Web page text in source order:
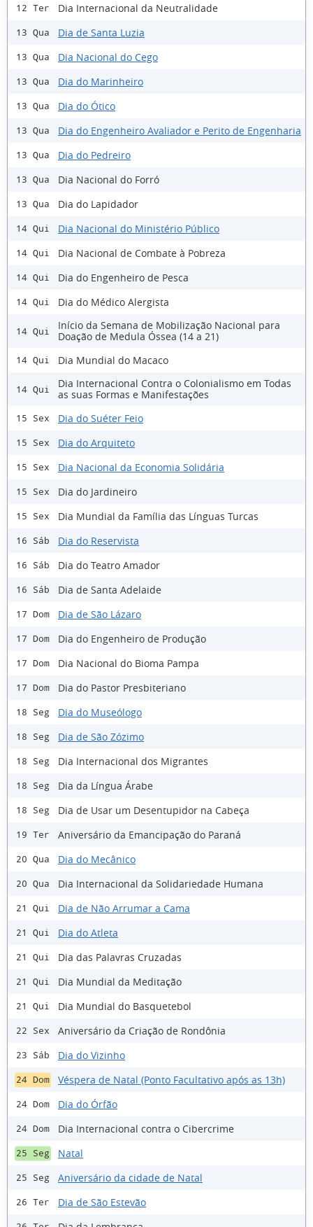
12 Ter Dia Internacional da Neutralidade
13 Qua Dia de Santa Luzia
13 Qua Dia Nacional do Cego
13 Qua Dia do Marinheiro
13 Qua Dia do Ótico
13 Qua Dia do Engenheiro Avaliador e Perito de Engenharia
13 Qua Dia do Pedreiro
13 Qua Dia Nacional do Forró
13 Qua Dia do Lapidador
14 Qui Dia Nacional do Ministério Público
14 Qui Dia Nacional de Combate à Pobreza
14 Qui Dia do Engenheiro de Pesca
14 Qui Dia do Médico Alergista
14 Qui
Início da Semana de Mobilização Nacional para
Doação de Medula Óssea (14 a 21)
14 Qui Dia Mundial do Macaco
14 Qui
Dia Internacional Contra o Colonialismo em Todas
as suas Formas e Manifestações
15 Sex Dia do Suéter Feio
15 Sex Dia do Arquiteto
15 Sex Dia Nacional da Economia Solidária
15 Sex Dia do Jardineiro
15 Sex Dia Mundial da Família das Línguas Turcas
16 Sáb Dia do Reservista
16 Sáb Dia do Teatro Amador
16 Sáb Dia de Santa Adelaide
17 Dom Dia de São Lázaro
17 Dom Dia do Engenheiro de Produção
17 Dom Dia Nacional do Bioma Pampa
17 Dom Dia do Pastor Presbiteriano
18 Seg Dia do Museólogo
18 Seg Dia de São Zózimo
18 Seg Dia Internacional dos Migrantes
18 Seg Dia da Língua Árabe
18 Seg Dia de Usar um Desentupidor na Cabeça
19 Ter Aniversário da Emancipação do Paraná
20 Qua Dia do Mecânico
20 Qua Dia Internacional da Solidariedade Humana
21 Qui Dia de Não Arrumar a Cama
21 Qui Dia do Atleta
21 Qui Dia das Palavras Cruzadas
21 Qui Dia Mundial da Meditação
21 Qui Dia Mundial do Basquetebol
22 Sex Aniversário da Criação de Rondônia
23 Sáb Dia do Vizinho
24 Dom Véspera de Natal (Ponto Facultativo após as 13h)
24 Dom Dia do Órfão
24 Dom Dia Internacional contra o Cibercrime
25 Seg Natal
25 Seg Aniversário da cidade de Natal
26 Ter Dia de São Estevão